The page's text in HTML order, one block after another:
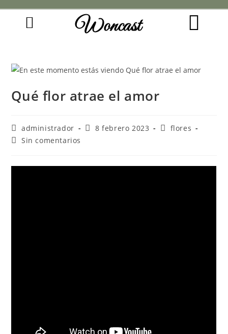
Woncast
Qué flor atrae el amor
administrador 8 febrero 2023
flores
Sin comentarios